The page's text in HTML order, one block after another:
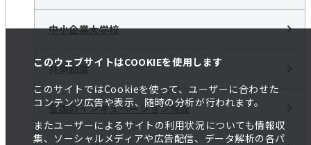
このウェブサイトはCOOKIEを使用します
このサイトではCookieを使って、ユーザーに合わせた
コンテンツ広告や表示、随時の分析が行われます。
またユーザーによるサイトの利用状況についても情報収
集、ソーシャルメディアや広告配信、データ解析の各パ
中小企業大学校
共済制度
全国のインキュベーション施設